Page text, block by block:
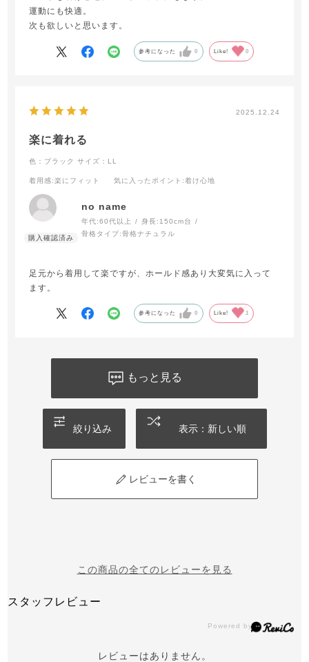
運動にも快適。
次も欲しいと思います。
参考になった 0 Like! 0
2025.12.24
楽に着れる
色：ブラック サイズ：LL
着用感:楽にフィット 気に入ったポイント :着け心地
no name
年代:60代以上 身長: 150cm台
骨格タイプ:骨格ナチュラル
足元から着用して楽ですが、ホールド感あり大変気に入って
ます。
参考になった 0 Like! 1
もっと見る
絞り込み 表示：新しい順
レビューを書く
この商品の全てのレビューを見る
スタッフレビュー
レビューはありません。